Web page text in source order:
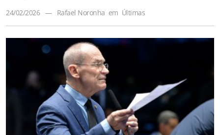
24/02/2026 — Rafael Noronha em Últimas